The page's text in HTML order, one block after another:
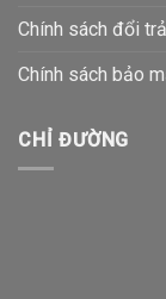
Chính sách đổi
Chính sách bảo
CHỈ ĐƯỜNG